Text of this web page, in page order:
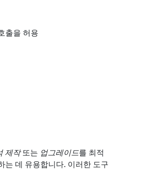
출을 허용
제작또는 업그레이드를 최적
는 데 유용합니다. 이러한 도구